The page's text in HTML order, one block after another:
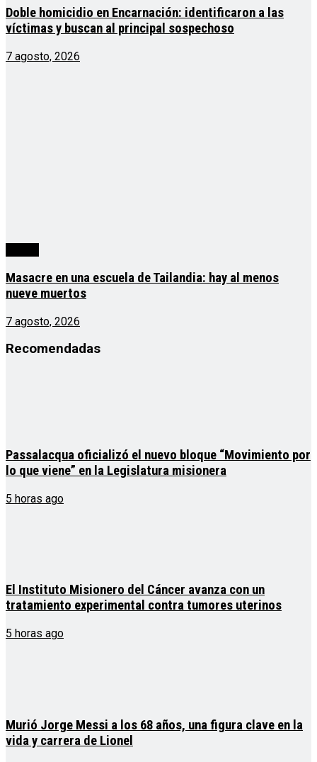
Doble homicidio en Encarnación: identificaron a las
víctimas y buscan al principal sospechoso
7 agosto, 2026
Masacre en una escuela de Tailandia: hay al menos
nueve muertos
7 agosto, 2026
Recomendadas
Passalacqua oficializó el nuevo bloque “Movimiento por
lo que viene” en la Legislatura misionera
5 horas ago
El Instituto Misionero del Cáncer avanza con un
tratamiento experimental contra tumores uterinos
5 horas ago
Murió Jorge Messi a los 68 años, una figura clave en la
vida y carrera de Lionel